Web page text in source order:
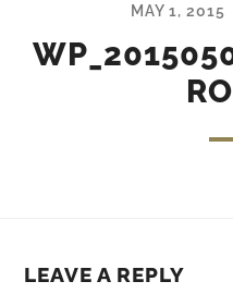
MAY 1, 2015
LEAVE A REPLY